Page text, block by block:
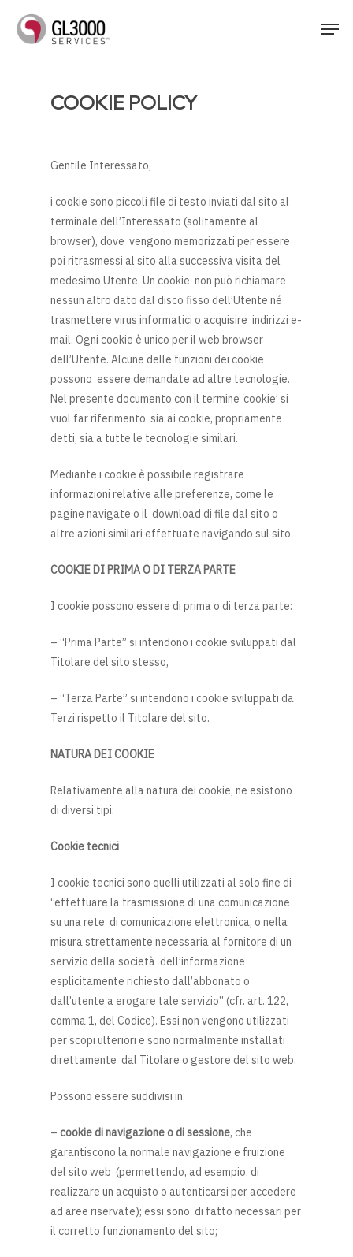
COOKIE POLICY
Gentile Interessato,
i cookie sono piccoli file di testo inviati dal sito al
terminale dell’Interessato (solitamente al
browser), dove vengono memorizzati per essere
poi ritrasmessi al sito alla successiva visita del
medesimo Utente. Un cookie non può richiamare
nessun altro dato dal disco fisso dell’Utente né
trasmettere virus informatici o acquisire indirizzi e-
mail. Ogni cookie è unico per il web browser
dell’Utente. Alcune delle funzioni dei cookie
possono essere demandate ad altre tecnologie.
Nel presente documento con il termine ‘cookie’ si
vuol far riferimento sia ai cookie, propriamente
detti, sia a tutte le tecnologie similari.
Mediante i cookie è possibile registrare
informazioni relative alle preferenze, come le
pagine navigate o il download di file dal sito o
altre azioni similari effettuate navigando sul sito.
COOKIE DI PRIMA O DI TERZA PARTE
I cookie possono essere di prima o di terza parte:
– “Prima Parte” si intendono i cookie sviluppati dal
Titolare del sito stesso,
– “Terza Parte” si intendono i cookie sviluppati da
Terzi rispetto il Titolare del sito.
NATURA DEI COOKIE
Relativamente alla natura dei cookie, ne esistono
di diversi tipi:
Cookie tecnici
I cookie tecnici sono quelli utilizzati al solo fine di
“effettuare la trasmissione di una comunicazione
su una rete di comunicazione elettronica, o nella
misura strettamente necessaria al fornitore di un
servizio della società dell’informazione
esplicitamente richiesto dall’abbonato o
dall’utente a erogare tale servizio” (cfr. art. 122,
comma 1, del Codice). Essi non vengono utilizzati
per scopi ulteriori e sono normalmente installati
direttamente dal Titolare o gestore del sito web.
Possono essere suddivisi in:
– cookie di navigazione o di sessione, che
garantiscono la normale navigazione e fruizione
del sito web (permettendo, ad esempio, di
realizzare un acquisto o autenticarsi per accedere
ad aree riservate); essi sono di fatto necessari per
il corretto funzionamento del sito;